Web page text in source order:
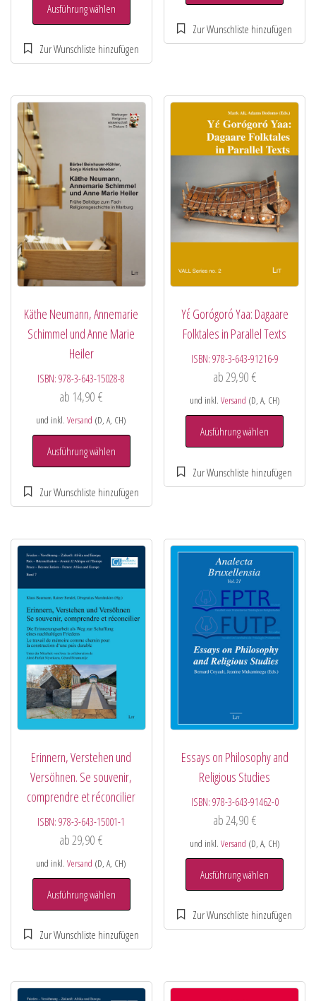
Ausführung wählen
Käthe Neumann, Annemarie
Schimmel und Anne Marie
Heiler
ISBN:978-3-643-15028-8
ab 14,90€
und inkl.Versand (D, A, CH)
Ausführung wählen
Yέ Gorógoró Yaa: Dagaare
Folktales in Parallel Texts
ISBN: 978-3-643-91216-9
ab29,90 €
und inkl. Versand (D, A, CH)
Ausführung wählen
Erinnern, Verstehen und
Versöhnen. Se souvenir,
comprendre et réconcilier
ISBN:978-3-643-15001-1
ab 29,90€
und inkl.Versand (D, A, CH)
Ausführung wählen
Essays on Philosophy and
Religious Studies
ISBN: 978-3-643-91462-0
ab 24,90 €
und inkl. Versand (D, A, CH)
Ausführung wählen